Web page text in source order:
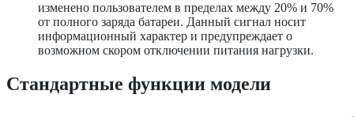
изменено пользователем в пределах между 20% и 70%
от полного заряда батареи. Данный сигнал носит
информационный характер и предупреждает о
возможном скором отключении питания нагрузки.
Стандартные функции модели